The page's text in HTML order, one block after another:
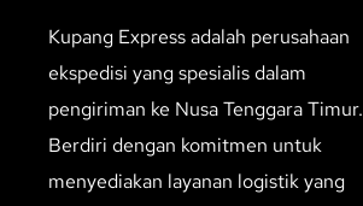
Kupang Express adalah perusahaan
ekspedisi yang spesialis dalam
pengiriman ke Nusa Tenggara Timur.
Berdiri dengan komitmen untuk
menyediakan layanan logistik yang